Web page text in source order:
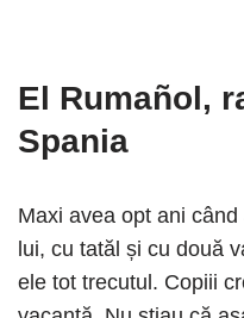
El Rumañol,
Spania
Maxi avea opt ani
lui, cu tatăl și cu două
ele tot trecutul. Copiii